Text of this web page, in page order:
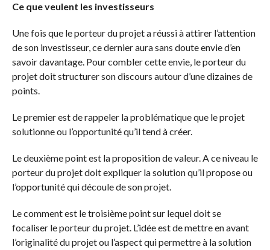
Ce que veulent les investisseurs
Une fois que le porteur du projet a réussi à attirer l’attention
de son investisseur, ce dernier aura sans doute envie d’en
savoir davantage. Pour combler cette envie, le porteur du
projet doit structurer son discours autour d’une dizaines de
points.
Le premier est de rappeler la problématique que le projet
solutionne ou l’opportunité qu’il tend à créer.
Le deuxième point est la proposition de valeur. A ce niveau le
porteur du projet doit expliquer la solution qu’il propose ou
l’opportunité qui découle de son projet.
Le comment est le troisième point sur lequel doit se
focaliser le porteur du projet. L’idée est de mettre en avant
l’originalité du projet ou l’aspect qui permettre à la solution